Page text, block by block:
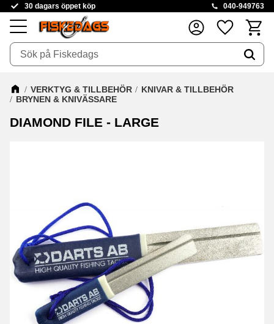
Meny
30 dagars öppet köp 040-949763
Favoriter
VERKTYG & TILLBEHÖR
KNIVAR & TILLBEHÖR
BRYNEN & KNIVÄSSARE
DIAMOND FILE - LARGE